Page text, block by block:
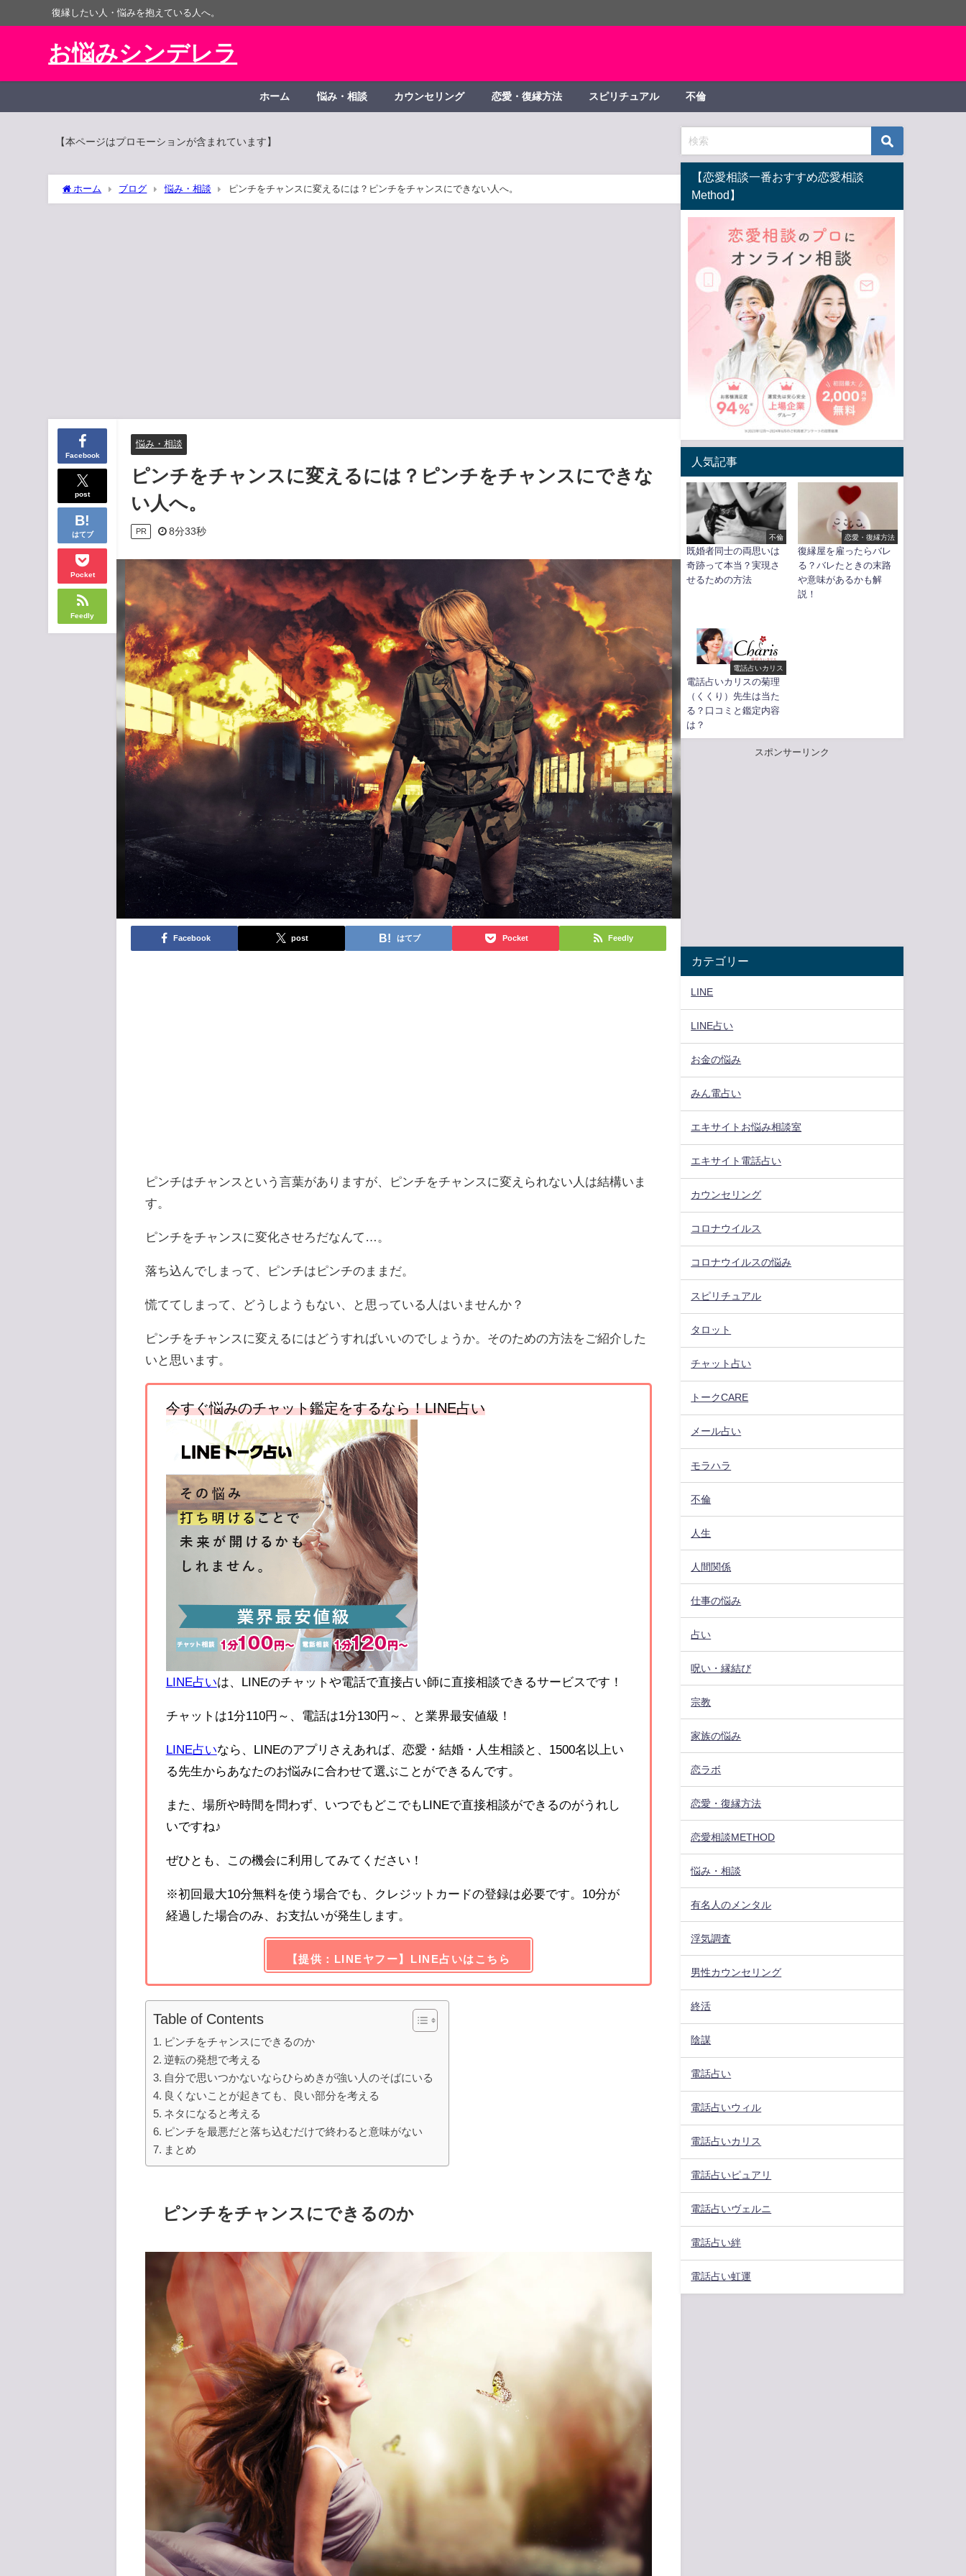
復縁したい人・悩みを抱えている人へ。
お悩みシンデレラ
ホーム 悩み・相談 カウンセリング 恋愛・復縁方法 スピリチュアル 不倫
【本ページはプロモーションが含まれています】
ホーム ブログ 悩み・相談 ピンチをチャンスに変えるには？ピンチをチャンスにできない人へ。
Facebook
post
はてブ
Pocket
Feedly
悩み・相談
ピンチをチャンスに変えるには？ピンチをチャンスにできな
い人へ。
PR 8分33秒
Facebook post はてブ Pocket Feedly
ピンチはチャンスという言葉がありますが、ピンチをチャンスに変えられない人は結構いま
す。
ピンチをチャンスに変化させろだなんて…。
落ち込んでしまって、ピンチはピンチのままだ。
慌ててしまって、どうしようもない、と思っている人はいませんか？
ピンチをチャンスに変えるにはどうすればいいのでしょうか。そのための方法をご紹介した
いと思います。
今すぐ悩みのチャット鑑定をするなら！LINE占い
LINE占いは、LINEのチャットや電話で直接占い師に直接相談できるサービスです！
チャットは1分110円～、電話は1分130円～、と業界最安値級！
LINE占いなら、LINEのアプリさえあれば、恋愛・結婚・人生相談と、1500名以上い
る先生からあなたのお悩みに合わせて選ぶことができるんです。
また、場所や時間を問わず、いつでもどこでもLINEで直接相談ができるのがうれし
いですね♪
ぜひとも、この機会に利用してみてください！
※初回最大10分無料を使う場合でも、クレジットカードの登録は必要です。10分が
経過した場合のみ、お支払いが発生します。
【提供：LINEヤフー】LINE占いはこちら
Table of Contents
ピンチをチャンスにできるのか
逆転の発想で考える
自分で思いつかないならひらめきが強い人のそばにいる
良くないことが起きても、良い部分を考える
ネタになると考える
ピンチを最悪だと落ち込むだけで終わると意味がない
まとめ
ピンチをチャンスにできるのか
【恋愛相談一番おすすめ恋愛相談
Method】
人気記事
不倫
既婚者同士の両思いは
奇跡って本当？実現さ
せるための方法
恋愛・復縁方法
復縁屋を雇ったらバレ
る？バレたときの末路
や意味があるかも解
説！
電話占いカリス
電話占いカリスの菊理
（くくり）先生は当た
る？口コミと鑑定内容
は？
スポンサーリンク
カテゴリー
LINE
LINE占い
お金の悩み
みん電占い
エキサイトお悩み相談室
エキサイト電話占い
カウンセリング
コロナウイルス
コロナウイルスの悩み
スピリチュアル
タロット
チャット占い
トークCARE
メール占い
モラハラ
不倫
人生
人間関係
仕事の悩み
占い
呪い・縁結び
宗教
家族の悩み
恋ラボ
恋愛・復縁方法
恋愛相談METHOD
悩み・相談
有名人のメンタル
浮気調査
男性カウンセリング
終活
陰謀
電話占い
電話占いウィル
電話占いカリス
電話占いピュアリ
電話占いヴェルニ
電話占い絆
電話占い虹運